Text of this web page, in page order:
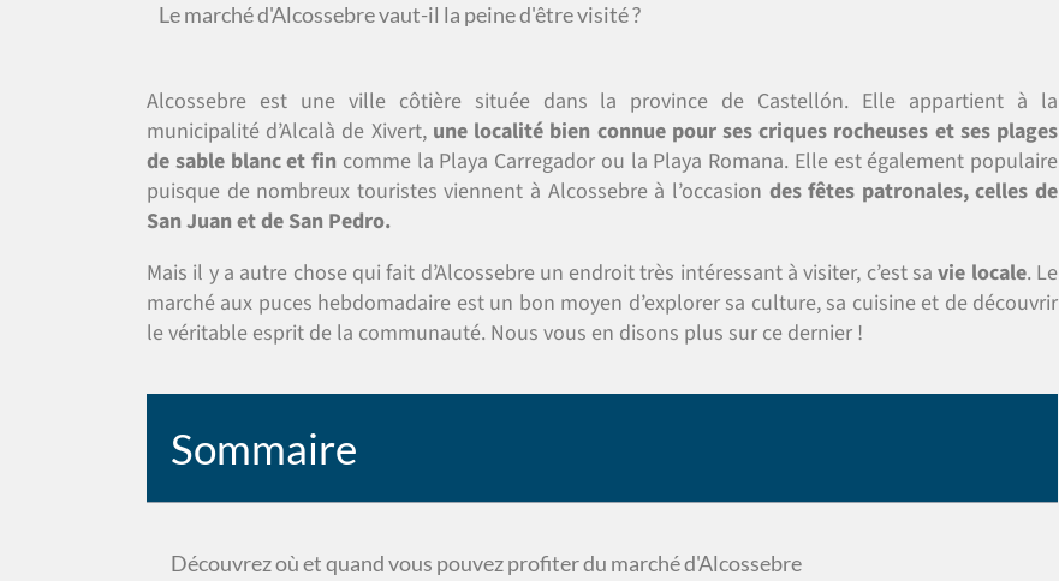
Le marché d'Alcossebre vaut-il la peine d'être visité ?
Alcossebre est une ville côtière située dans la province de Castellón. Elle appartient à la
municipalité d’Alcalà de Xivert, une localité bien connue pour ses criques rocheuses et ses plages
de sable blanc et fin comme la Playa Carregador ou la Playa Romana. Elle est également populaire
puisque de nombreux touristes viennent à Alcossebre à l’occasion des fêtes patronales, celles de
San Juan et de San Pedro.
Mais il y a autre chose qui fait d’Alcossebre un endroit très intéressant à visiter, c’est savie locale. Le
marché aux puces hebdomadaire est un bon moyen d’explorer sa culture, sa cuisine et de découvrir
le véritable esprit de la communauté. Nous vous en disons plus sur ce dernier !
Sommaire
Découvrez où et quand vous pouvez profiter du marché d'Alcossebre